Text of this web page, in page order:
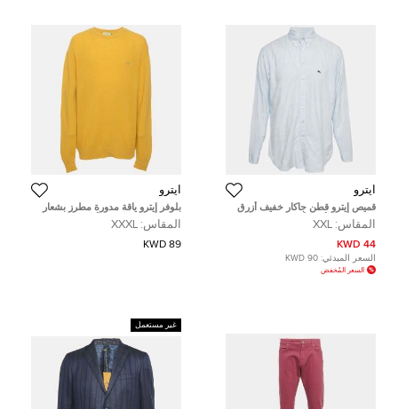
ايترو
قميص إيترو قطن جاكار خفيف أزرق
بنمط بيزلي بأزرار أمامية مقاس كبير
جداً
المقاس: XXL
44 KWD
السعر المبدئي: 90 KWD
السعر المُخفض
ايترو
بلوفر إيترو ياقة مدورة مطرز بشعار
محبوك ضلعي صوف أصفر مقاس كبير
جدًا جدًا جدًا جدًا - إكس إكس إكس
إكس لارج
المقاس: XXXL
89 KWD
غير مستعمل